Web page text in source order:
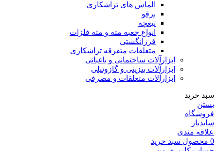
الماس های تراشکاری
برقو
تیغچه
انواع جعبه مته و مته فلزات
فرزانگشتی
متعلقات متفرقه تراشکاری
ابزارآلات ساختمانی و باغبانی
ابزارآلات بنزینی و گازوئیلی
ابزارآلات متعلقات و مصرفی
سبد خرید
بستن
فروشگاه
سایدبار
علاقه مندی
0 محصول سبد خرید